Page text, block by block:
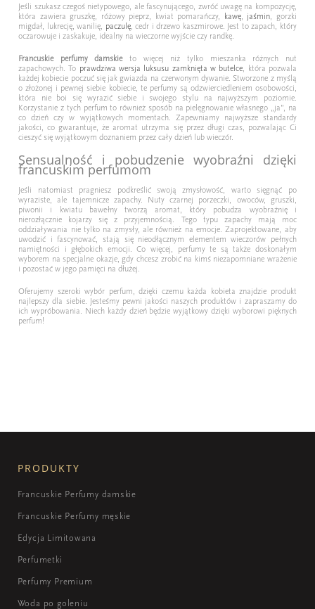
Jeśli szukasz czegoś nietypowego, ale fascynującego, zwróć uwagę na kompozycję,
która zawiera gruszkę, różowy pieprz, kwiat pomarańczy, kawę, jaśmin , gorzki
migdał, lukrecję, wanilię, paczulę, cedr i drzewo kaszmirowe. Jest to zapach, który
oczarowuje i zaskakuje, idealny na wieczorne wyjście czy randkę.
Francuskie perfumy damskieto więcej niż tylko mieszanka różnych nut
zapachowych. To prawdziwa wersja luksusu zamknięta w butelce , która pozwala
każdej kobiecie poczuć się jak gwiazda na czerwonym dywanie. Stworzone z myślą
o złożonej i pewnej siebie kobiecie, te perfumy są odzwierciedleniem osobowości,
która nie boi się wyrazić siebie i swojego stylu na najwyższym poziomie.
Korzystanie z tych perfum to również sposób na pielęgnowanie własnego „ja”, na
co dzień czy w wyjątkowych momentach. Zapewniamy najwyższe standardy
jakości, co gwarantuje, że aromat utrzyma się przez długi czas, pozwalając Ci
cieszyć się wyjątkowym doznaniem przez cały dzień lub wieczór.
Sensualność i pobudzenie wyobraźni dzięki
francuskim perfumom
Jeśli natomiast pragniesz podkreślić swoją zmysłowość, warto sięgnąć po
wyraziste, ale tajemnicze zapachy. Nuty czarnej porzeczki, owoców, gruszki,
piwonii i kwiatu bawełny tworzą aromat, który pobudza wyobraźnię i
nierozłącznie kojarzy się z przyjemnością. Tego typu zapachy mają moc
oddziaływania nie tylko na zmysły, ale również na emocje. Zaprojektowane, aby
uwodzić i fascynować, stają się nieodłącznym elementem wieczorów pełnych
namiętności i głębokich emocji. Co więcej, perfumy te są także doskonałym
wyborem na specjalne okazje, gdy chcesz zrobić na kimś niezapomniane wrażenie
i pozostać w jego pamięci na dłużej.
Oferujemy szeroki wybór perfum, dzięki czemu każda kobieta znajdzie produkt
najlepszy dla siebie. Jesteśmy pewni jakości naszych produktów i zapraszamy do
ich wypróbowania. Niech każdy dzień będzie wyjątkowy dzięki wyborowi pięknych
perfum!
PRODUKTY
Francuskie Perfumy damskie
Francuskie Perfumy męskie
Edycja Limitowana
Perfumetki
Perfumy Premium
Woda po goleniu